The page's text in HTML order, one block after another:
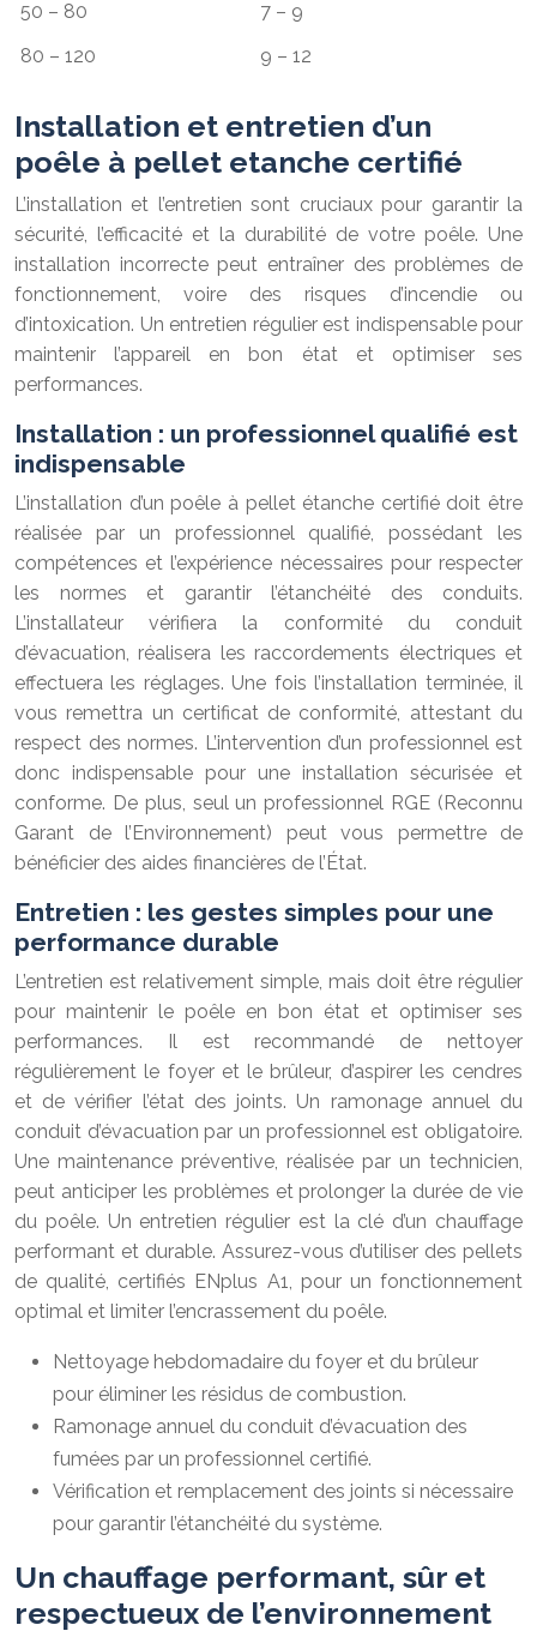
50 – 80
7 – 9
80 – 120
9 – 12
Installation et entretien d’un
poêle à pellet etanche certifié
L’installation et l’entretien sont cruciaux pour garantir la
sécurité, l’efficacité et la durabilité de votre poêle. Une
installation incorrecte peut entraîner des problèmes de
fonctionnement, voire des risques d’incendie ou
d’intoxication. Un entretien régulier est indispensable pour
maintenir l’appareil en bon état et optimiser ses
performances.
Installation : un professionnel qualifié est
indispensable
L’installation d’un poêle à pellet étanche certifié doit être
réalisée par un professionnel qualifié, possédant les
compétences et l’expérience nécessaires pour respecter
les normes et garantir l’étanchéité des conduits.
L’installateur vérifiera la conformité du conduit
d’évacuation, réalisera les raccordements électriques et
effectuera les réglages. Une fois l’installation terminée, il
vous remettra un certificat de conformité, attestant du
respect des normes. L’intervention d’un professionnel est
donc indispensable pour une installation sécurisée et
conforme. De plus, seul un professionnel RGE (Reconnu
Garant de l’Environnement) peut vous permettre de
bénéficier des aides financières de l’État.
Entretien : les gestes simples pour une
performance durable
L’entretien est relativement simple, mais doit être régulier
pour maintenir le poêle en bon état et optimiser ses
performances. Il est recommandé de nettoyer
régulièrement le foyer et le brûleur, d’aspirer les cendres
et de vérifier l’état des joints. Un ramonage annuel du
conduit d’évacuation par un professionnel est obligatoire.
Une maintenance préventive, réalisée par un technicien,
peut anticiper les problèmes et prolonger la durée de vie
du poêle. Un entretien régulier est la clé d’un chauffage
performant et durable. Assurez-vous d’utiliser des pellets
de qualité, certifiés ENplus A1, pour un fonctionnement
optimal et limiter l’encrassement du poêle.
Nettoyage hebdomadaire du foyer et du brûleur
pour éliminer les résidus de combustion.
Ramonage annuel du conduit d’évacuation des
fumées par un professionnel certifié.
Vérification et remplacement des joints si nécessaire
pour garantir l’étanchéité du système.
Un chauffage performant, sûr et
respectueux de l’environnement